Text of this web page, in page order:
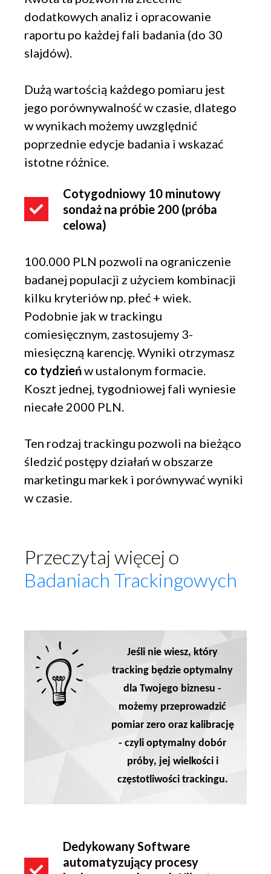
dodatkowych analiz i opracowanie
raportu po każdej fali badania (do 30
slajdów).
Dużą wartością każdego pomiaru jest
jego porównywalność w czasie, dlatego
w wynikach możemy uwzględnić
poprzednie edycje badania i wskazać
istotne różnice.
Cotygodniowy 10 minutowy
sondaż na próbie 200 (próba
celowa)
100.000 PLN pozwoli na ograniczenie
badanej populacji z użyciem kombinacji
kilku kryteriów np. płeć + wiek.
Podobnie jak w trackingu
comiesięcznym, zastosujemy 3-
miesięczną karencję. Wyniki otrzymasz
co tydzieńw ustalonym formacie.
Koszt jednej, tygodniowej fali wyniesie
niecałe 2000 PLN.
Ten rodzaj trackingu pozwoli na bieżąco
śledzić postępy działań w obszarze
marketingu markek i porównywać wyniki
w czasie.
Przeczytaj więcej o
Badaniach Trackingowych
Jeśli nie wiesz, który
tracking będzie optymalny
dla Twojego biznesu -
możemy przeprowadzić
pomiar zero oraz kalibrację
- czyli optymalny dobór
próby, jej wielkości i
częstotliwości trackingu.
Dedykowany Software
automatyzujący procesy